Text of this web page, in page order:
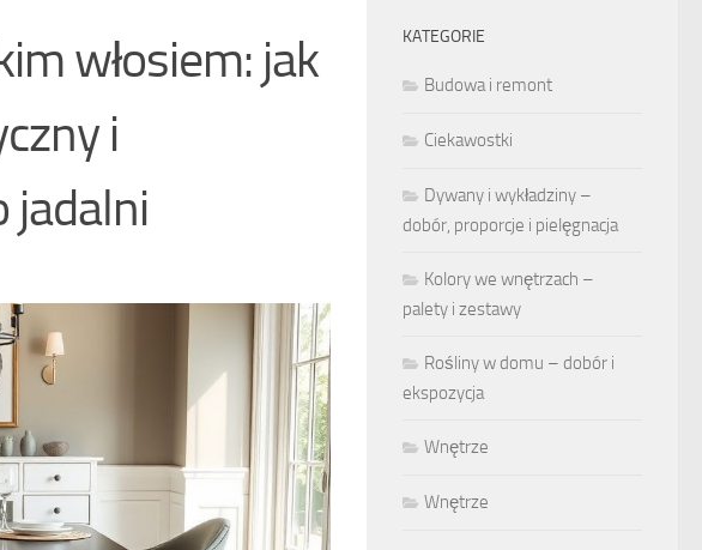
włosiem: jak
i
jadalni
KATEGORIE
Budowa i remont
Ciekawostki
Dywany i wykładziny –
dobór, proporcje i pielęgnacja
Kolory we wnętrzach –
palety i zestawy
Rośliny w domu – dobór i
ekspozycja
Wnętrze
Wnętrze